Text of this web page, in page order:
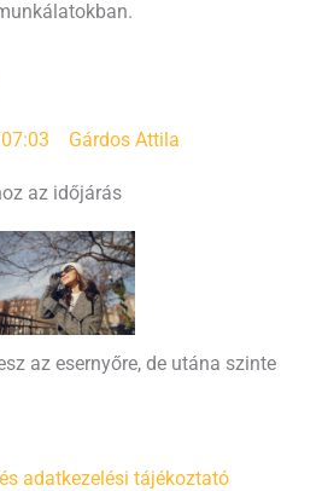
Gárdos Attila
az időjárás
az esernyőre, de utána szinte
adatkezelési tájékoztató